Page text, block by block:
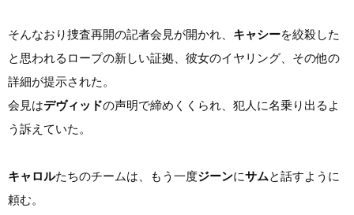
そんなおり捜査再開の記者会見が開かれ、 キャシーを絞殺した
と思われるロープの新しい証拠、彼女のイヤリング、その他の
詳細が提示された。
会見はデヴィッドの声明で締めくくられ、犯人に名乗り出るよ
う訴えていた。
キャロルたちのチームは、もう一度ジーンにサムと話すように
頼む。